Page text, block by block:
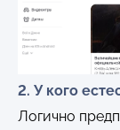
2. У кого
Логично